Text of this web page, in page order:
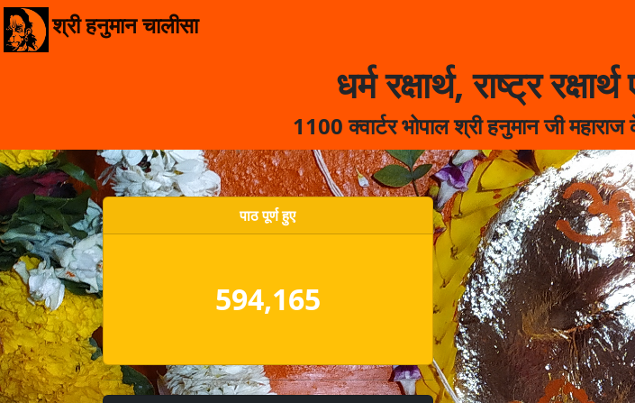
श्री हनुमान चालीसा
धर्म रक्षार्थ, राष्ट्र
1100 क्वार्टर भोपाल श्री हनुमान जी
पाठ पूर्ण हुए
594,165